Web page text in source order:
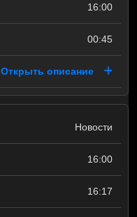
16:00
00:45
Открыть описание
Новости
16:00
16:17